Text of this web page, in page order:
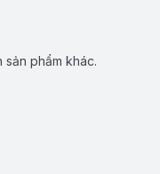
phẩm khác.